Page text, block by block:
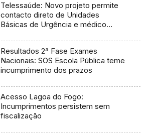
Telessaúde: Novo projeto permite
contacto direto de Unidades
Básicas de Urgência e médico
Resultados 2ª Fase Exames
Nacionais: SOS Escola Pública teme
incumprimento dos prazos
Acesso Lagoa do Fogo:
Incumprimentos persistem sem
fiscalização